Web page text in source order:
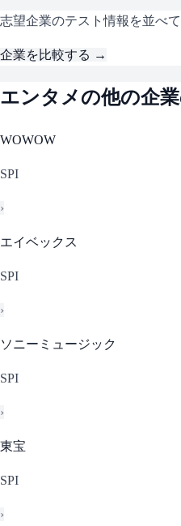
志望企業のテスト情報を並べ
企業を比較する →
エンタメの他の企
WOWOW
SPI
›
エイベックス
SPI
›
ソニーミュージック
SPI
›
東宝
SPI
›